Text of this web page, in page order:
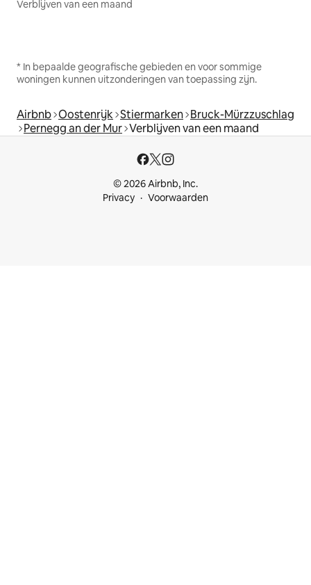
Verblijven van een maand
* In bepaalde geografische gebieden en voor sommige
woningen kunnen uitzonderingen van toepassing zijn.
Airbnb Oostenrijk Stiermarken Bruck-Mürzzuschlag
Pernegg an der Mur Verblijven van een maand
© 2026 Airbnb, Inc.
Privacy
Voorwaarden